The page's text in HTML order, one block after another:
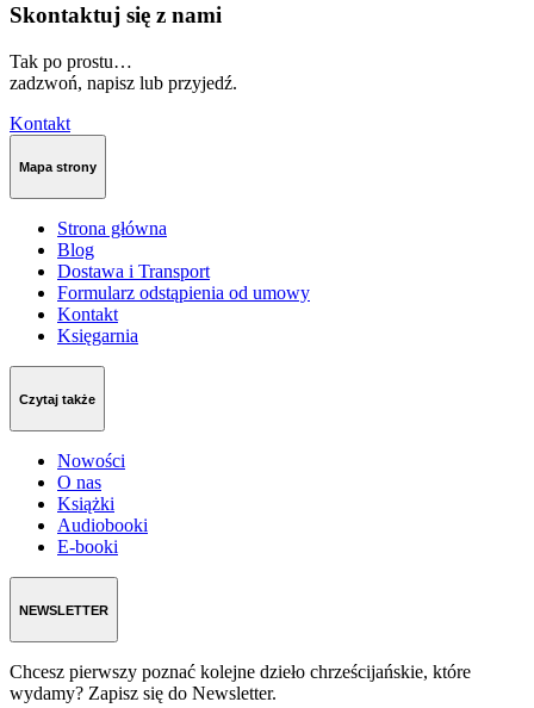
Skontaktuj się z nami
Tak po prostu…
zadzwoń, napisz lub przyjedź.
Kontakt
Mapa strony
Strona główna
Blog
Dostawa i Transport
Formularz odstąpienia od umowy
Kontakt
Księgarnia
Czytaj także
Nowości
O nas
Książki
Audiobooki
E-booki
NEWSLETTER
Chcesz pierwszy poznać kolejne dzieło chrześcijańskie, które
wydamy? Zapisz się do Newsletter.